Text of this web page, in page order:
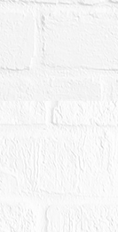
或是否有辦
自應向相關
標或應買，拍
九、刊登於
公告欄張貼之